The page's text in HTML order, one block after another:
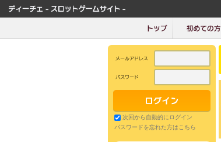
次回から自動的にログイン
パスワードを忘れた方はこちら